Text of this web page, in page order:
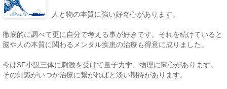
人と物の本質に強い好奇心があります。
徹底的に調べて更に自分で考える事が好きです。それを続けていると
脳や人の本質に関わるメンタル疾患の治療も得意に成りました。
今はSF小説三体に刺激を受けて量子力学、物理に関心があります。
その知識がいつか治療に繋がればと淡い期待があります。